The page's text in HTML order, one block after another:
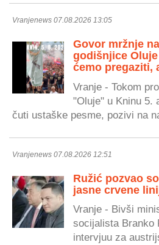
Vranjenews 07.08.2026 13:05
Govor mržnje
godišnjice
ćemo pregaziti,
Vranje - Tokom
"Oluje" u Kninu 5.
čuti ustaške pesme, pozivi na
Vranjenews 07.08.2026 12:51
Ružić pozvao
jasne crvene
Vranje - Bivši
socijalista Branko
intervjuu za